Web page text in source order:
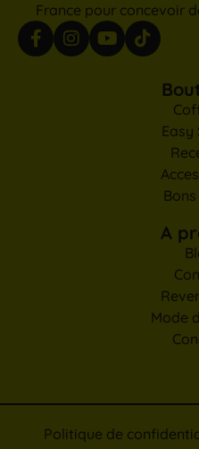
France pour concevoir
Easy
A
Mode
Politique de